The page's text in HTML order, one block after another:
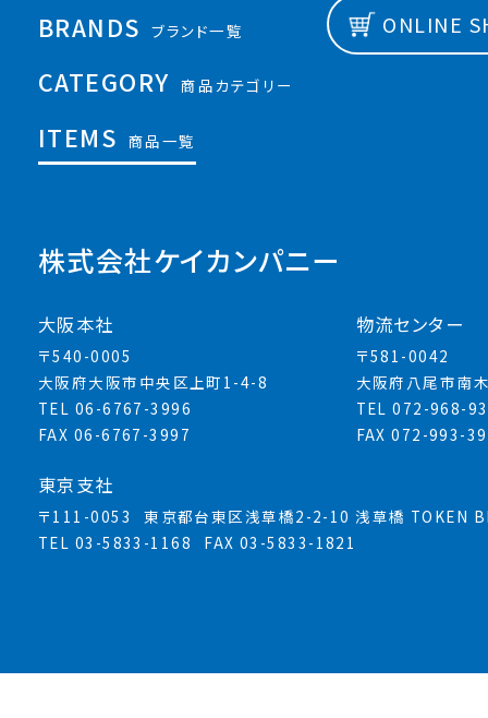
BRANDS ブランド一覧
CATEGORY 商品カテゴリー
ITEMS 商品一覧
ONLINE
株式会社ケイカンパニー
大阪本社
〒540-0005
大阪府大阪市中央区上町1-4-8
TEL 06-6767-3996
FAX 06-6767-3997
物流センター
〒581-0042
大阪府八尾市南
TEL 072-968-
FAX 072-993-
東京支社
〒111-0053
東京都台東区浅草橋2-2-10 浅草橋 TOKEN
TEL 03-5833-1168
FAX 03-5833-1821